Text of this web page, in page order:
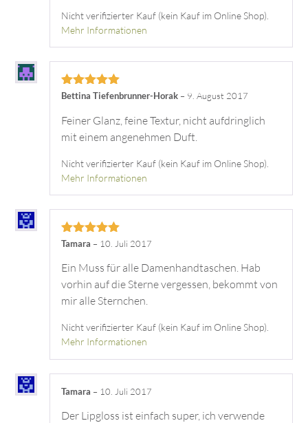
Nicht verifizierter Kauf (kein Kauf im Online Shop).
Mehr Informationen
Bewertet mit
Bettina Tiefenbrunner-Horak – 9. August 2017
Feiner Glanz, feine Textur, nicht aufdringlich
mit einem angenehmen Duft.
Nicht verifizierter Kauf (kein Kauf im Online Shop).
Mehr Informationen
Bewertet mit
Tamara – 10. Juli 2017
Ein Muss für alle Damenhandtaschen. Hab
vorhin auf die Sterne vergessen, bekommt von
mir alle Sternchen.
Nicht verifizierter Kauf (kein Kauf im Online Shop).
Mehr Informationen
Tamara – 10. Juli 2017
Der Lipgloss ist einfach super, ich verwende